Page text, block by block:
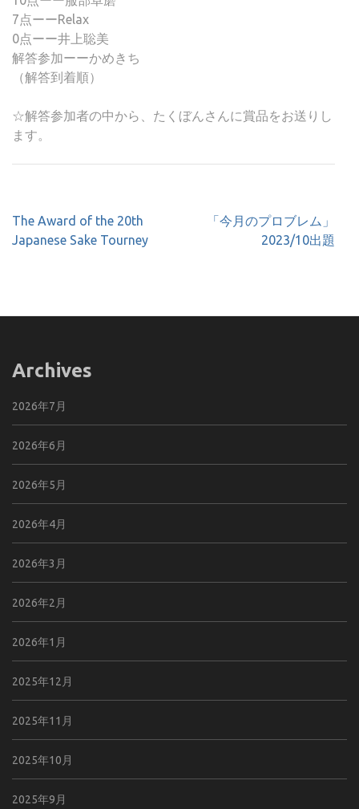
7点ーーRelax
0点ーー井上聡美
解答参加ーーかめきち
（解答到着順）
☆解答参加者の中から、たくぼんさんに賞品をお送りし
ます。
投
稿
ー
ン
The Award of the 20th
Japanese Sake Tourney
「今月のプロブレム」
2023/10出題
Archives
2026年7月
2026年6月
2026年5月
2026年4月
2026年3月
2026年2月
2026年1月
2025年12月
2025年11月
2025年10月
2025年9月